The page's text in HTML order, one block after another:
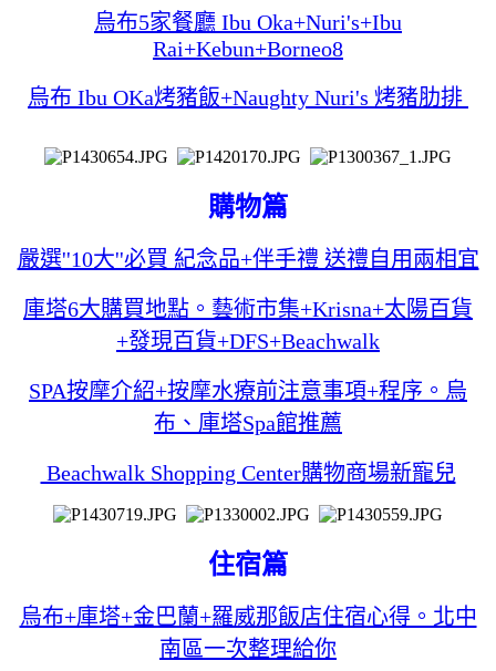
烏布5家餐廳 Ibu Oka+Nuri's+Ibu
Rai+Kebun+Borneo8
烏布 Ibu OKa烤豬飯+Naughty Nuri's 烤豬肋排
購物篇
嚴選''10大''必買 紀念品+伴手禮 送禮自用兩相宜
庫塔6大購買地點。藝術市集+Krisna+太陽百貨
+發現百貨+DFS+Beachwalk
SPA按摩介紹+按摩水療前注意事項+程序。烏
布、庫塔Spa館推薦
Beachwalk Shopping Center購物商場新寵兒
住宿篇
烏布+庫塔+金巴蘭+羅威那飯店住宿心得。北中
南區一次整理給你